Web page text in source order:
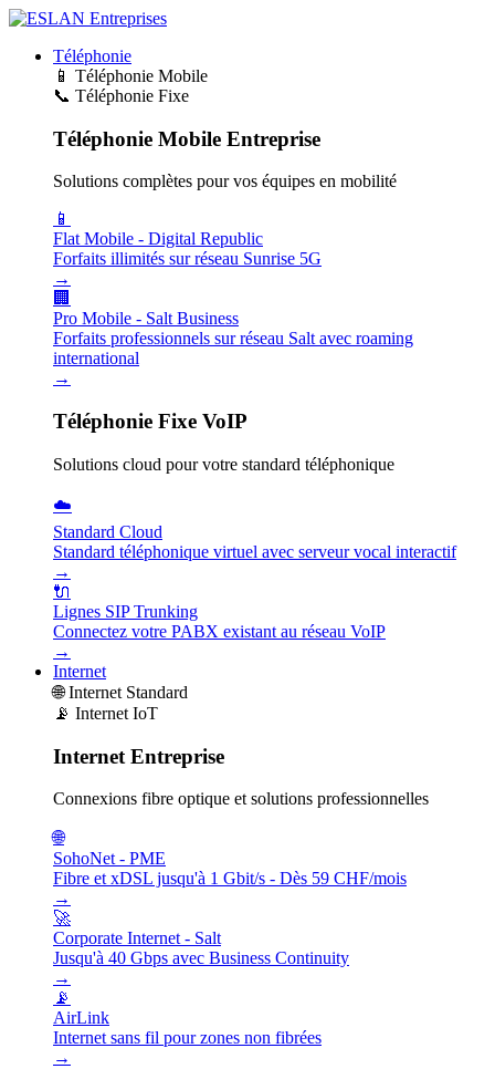
Téléphonie
📱 Téléphonie Mobile
📞 Téléphonie Fixe
Téléphonie Mobile Entreprise
Solutions complètes pour vos équipes en mobilité
📱
Flat Mobile - Digital Republic
Forfaits illimités sur réseau Sunrise 5G
→
🏢
Pro Mobile - Salt Business
Forfaits professionnels sur réseau Salt avec roaming
international
→
Téléphonie Fixe VoIP
Solutions cloud pour votre standard téléphonique
☁️
Standard Cloud
Standard téléphonique virtuel avec serveur vocal interactif
→
🔌
Lignes SIP Trunking
Connectez votre PABX existant au réseau VoIP
→
Internet
🌐 Internet Standard
📡 Internet IoT
Internet Entreprise
Connexions fibre optique et solutions professionnelles
🌐
SohoNet - PME
Fibre et xDSL jusqu'à 1 Gbit/s - Dès 59 CHF/mois
→
🚀
Corporate Internet - Salt
Jusqu'à 40 Gbps avec Business Continuity
→
📡
AirLink
Internet sans fil pour zones non fibrées
→